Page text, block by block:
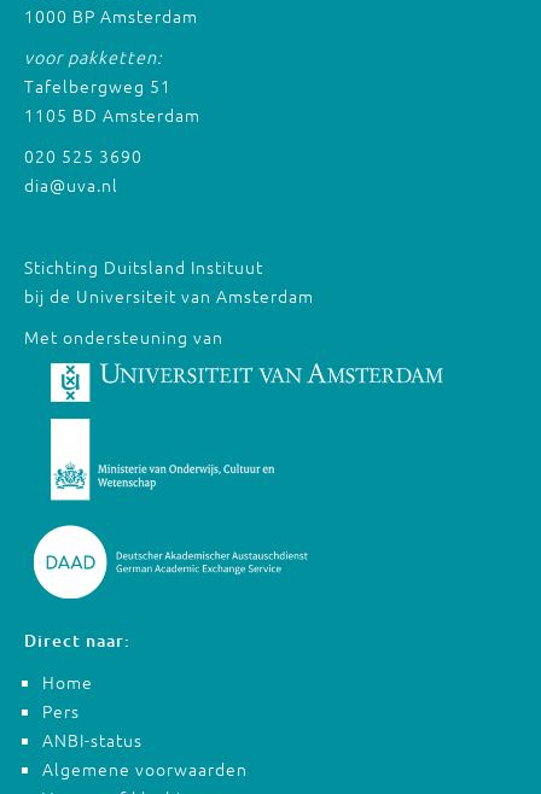
1000 BP Amsterdam
voor pakketten:
Tafelbergweg 51
1105 BD Amsterdam
020 525 3690
dia@uva.nl
Stichting Duitsland Instituut
bij de Universiteit van Amsterdam
Met ondersteuning van
Direct naar:
Home
Pers
ANBI-status
Algemene voorwaarden